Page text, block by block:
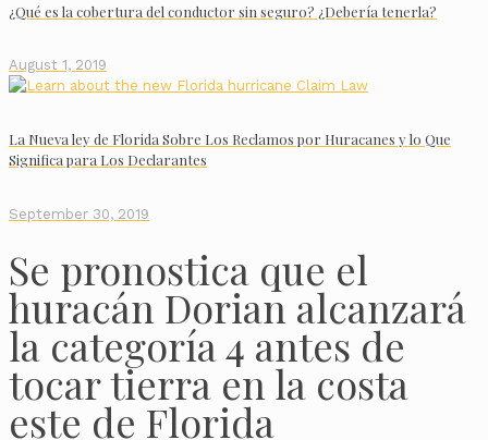
¿Qué es la cobertura del conductor sin seguro? ¿Debería tenerla?
August 1, 2019
La Nueva ley de Florida Sobre Los Reclamos por Huracanes y lo Que
Significa para Los Declarantes
September 30, 2019
Se pronostica que el
huracán Dorian alcanzará
la categoría 4 antes de
tocar tierra en la costa
este de Florida